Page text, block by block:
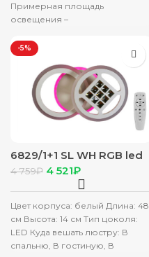
Примерная площадь
освещения –
-5%
6829/1+1 SL WH RGB led
(74W) Люстра
4 759₽ 4 521₽
Цвет корпуса: белый Длина: 48
см Высота: 14 см Тип цоколя:
LED Куда вешать люстру: В
спальню, В гостиную, В